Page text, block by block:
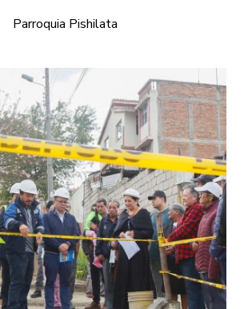
Parroquia Pishilata